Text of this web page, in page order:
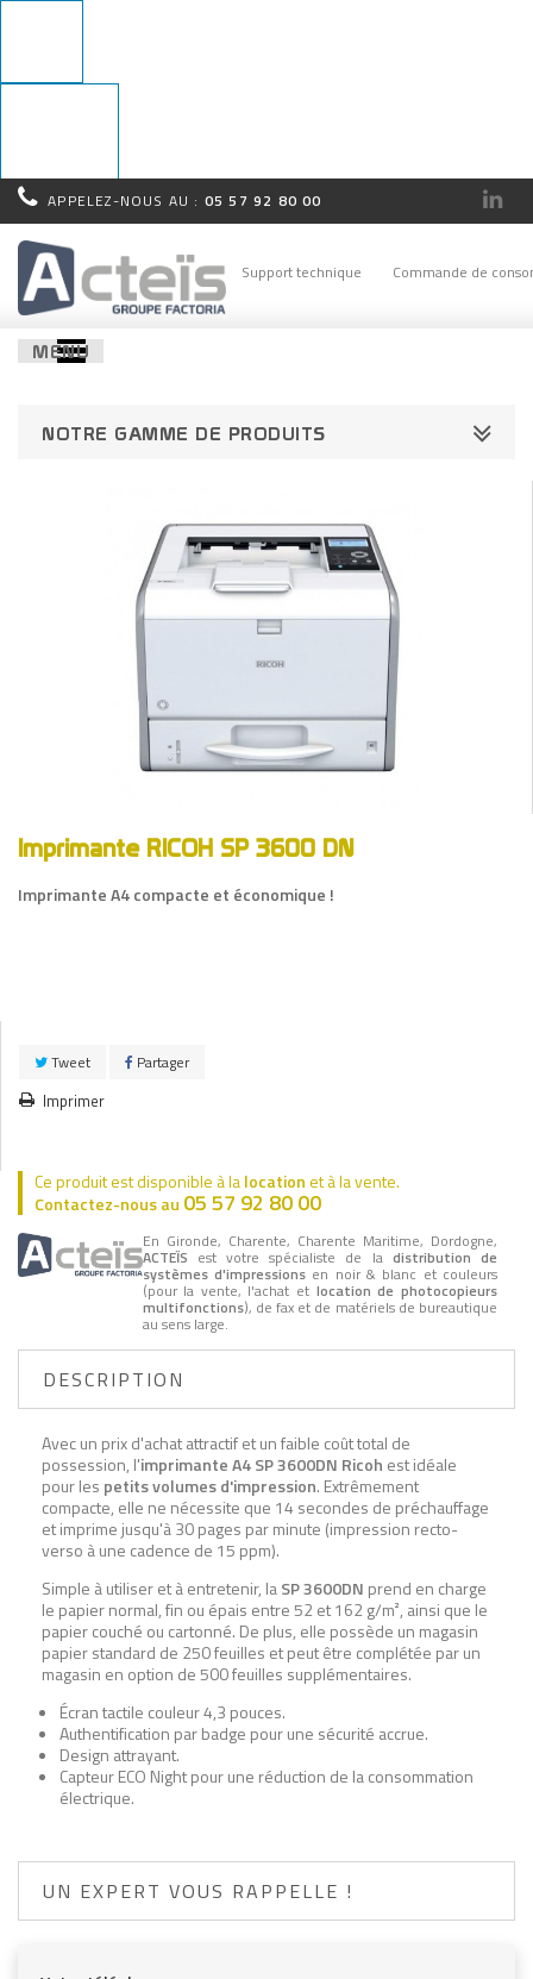
Rappel
immédiat !
APPELEZ-NOUS AU : 05 57 92 80 00
Support technique Commande de
MENU
NOTRE GAMME DE PRODUITS
Imprimante RICOH SP 3600 DN
Imprimante A4 compacte et économique !
Tweet Partager
Imprimer
Ce produit est disponible à lalocationet à la vente.
Contactez-nous au 05 57 92 80 00
En Gironde, Charente, Charente Maritime, Dordogne,
ACTEÏS est votre spécialiste de la distribution de
systèmes d'impressionsen noir & blanc et couleurs
(pour la vente, l'achat et location de photocopieurs
multifonctions), de fax et de matériels de bureautique
au sens large.
DESCRIPTION
Avec un prix d'achat attractif et un faible coût total de
possession, l'imprimante A4 SP 3600DN Ricoh est idéale
pour les petits volumes d'impression. Extrêmement
compacte, elle ne nécessite que 14 secondes de préchauffage
et imprime jusqu'à 30 pages par minute (impression recto-
verso à une cadence de 15 ppm).
Simple à utiliser et à entretenir, laSP 3600DN prend en charge
le papier normal, fin ou épais entre 52 et 162 g/m², ainsi que le
papier couché ou cartonné. De plus, elle possède un magasin
papier standard de 250 feuilles et peut être complétée par un
magasin en option de 500 feuilles supplémentaires.
Écran tactile couleur 4,3 pouces.
Authentification par badge pour une sécurité accrue.
Design attrayant.
Capteur ECO Night pour une réduction de la consommation
électrique.
UN EXPERT VOUS RAPPELLE !